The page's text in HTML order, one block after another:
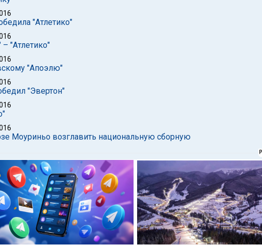
"Атлетико"
"Атлетико"
"Апоэлю"
"Эвертон"
Моуриньо возглавить национальную сборную